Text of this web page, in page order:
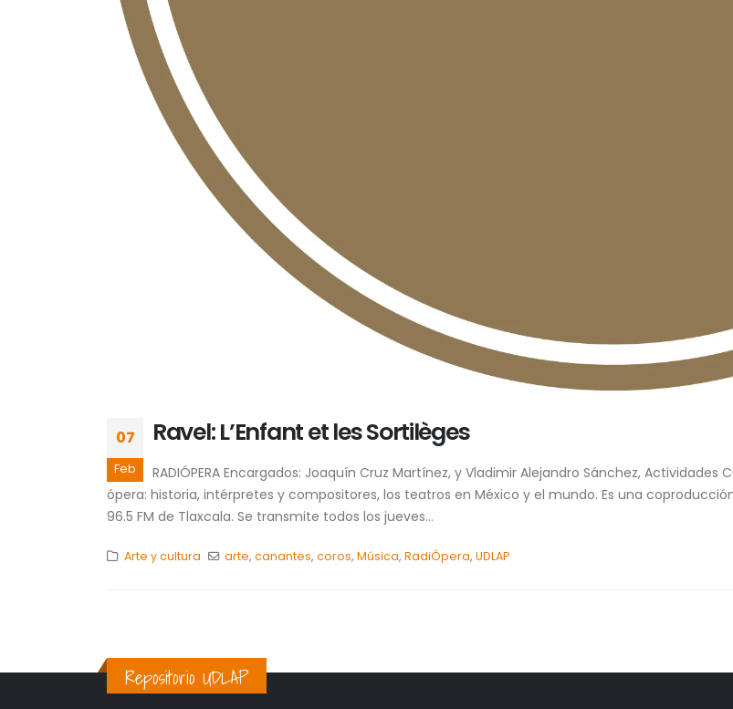
07
Feb
Ravel: L’Enfant et les Sortilèges
RADIÓPERA Encargados: Joaquín Cruz Martínez, y Vladimir Alejandro Sánchez,
ópera: historia, intérpretes y compositores, los teatros en México y el mundo. Es una
96.5 FM de Tlaxcala. Se transmite todos los jueves...
Arte y cultura arte,canantes,coros,Música,RadiÓpera,UDLAP
Repositorio UDLAP